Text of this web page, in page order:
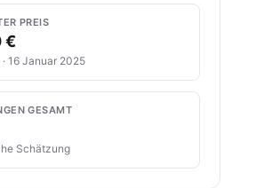
PREIS
€
16 Januar 2025
GESAMT
Schätzung